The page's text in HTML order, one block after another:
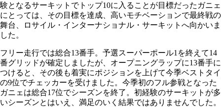
験となるサーキットでトップ10に入ることが目標だったガニェ
にとっては、その目標を達成、高いモチベーションで最終戦の
舞台、ロサイル・インターナショナル・サーキットへ向かいま
した。
フリー走行では総合13番手。予選スーパーポール1を終えて14
番グリッドが確定しましたが、オープニングラップに13番手に
つけると、その後も着実にポジションを上げて今季ベストタイ
の9位でチェッカーを受けました。今季初のフル参戦となった
ガニェは総合17位でシーズンを終了。初経験のサーキットが多
いシーズンとはいえ、満足のいく結果ではありませんでした。